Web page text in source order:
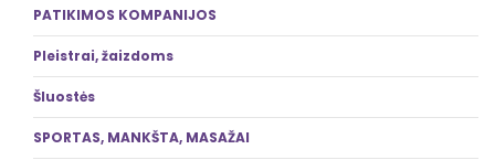
PATIKIMOS KOMPANIJOS
Pleistrai, žaizdoms
Šluostės
SPORTAS, MANKŠTA, MASAŽAI